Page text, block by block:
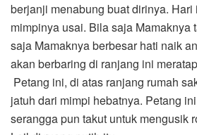
berjanji menabung buat dirinya.
mimpinya usai. Bila saja Mamaknya
saja Mamaknya berbesar hati naik
akan berbaring di ranjang ini
Petang ini, di atas ranjang rumah
jatuh dari mimpi hebatnya. Petang
serangga pun takut untuk mengusik